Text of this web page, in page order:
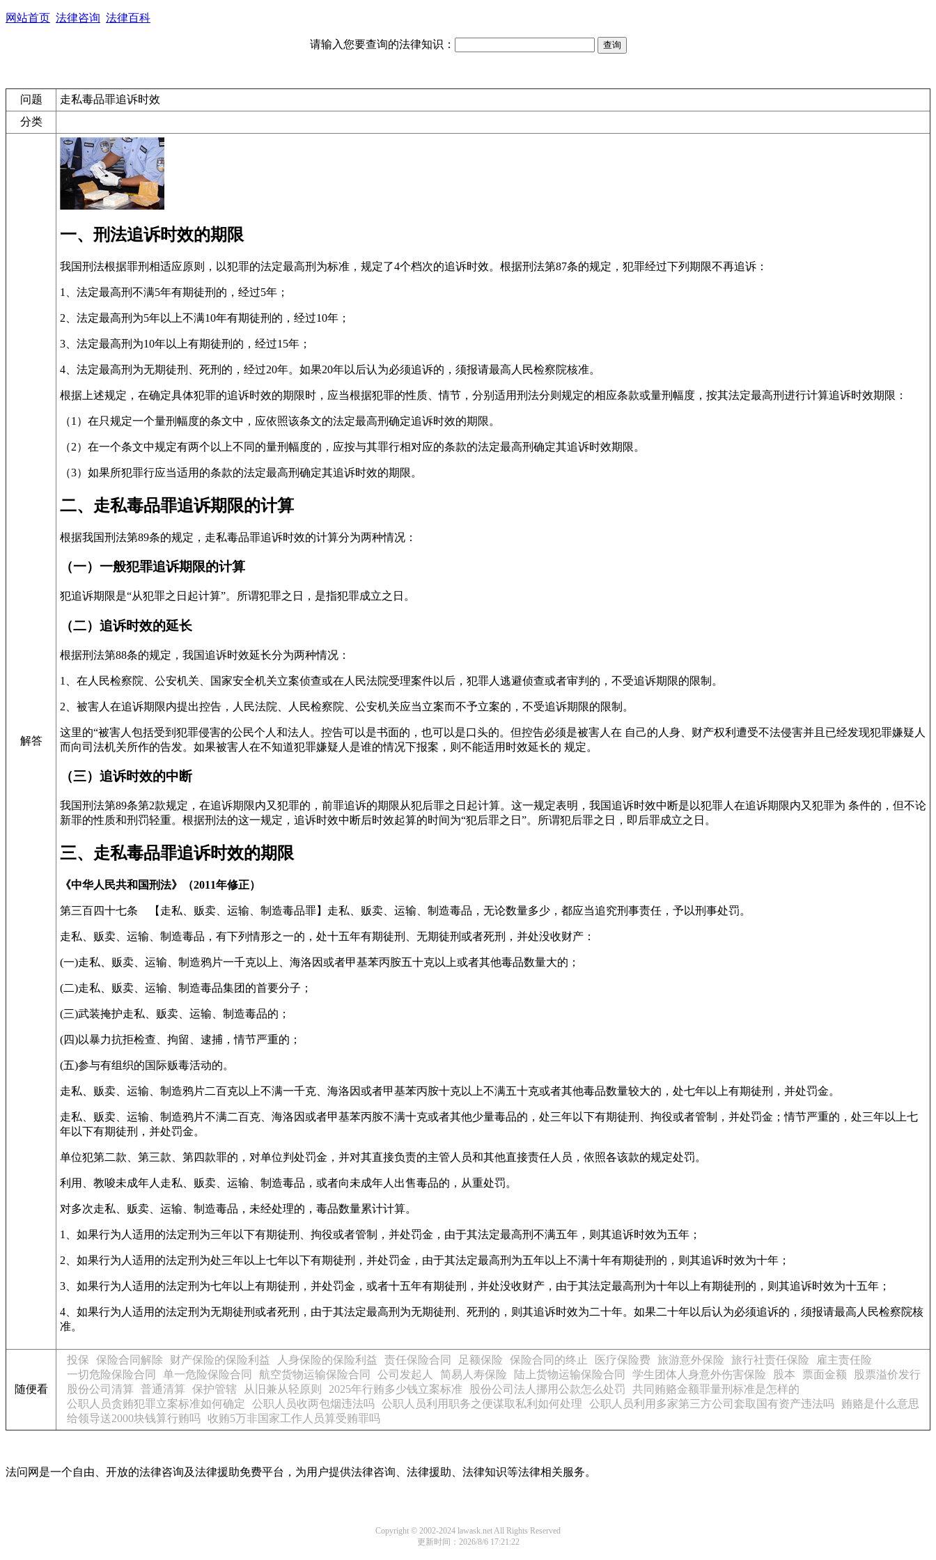
网站首页 法律咨询 法律百科
请输入您要查询的法律知识：
问题
走私毒品罪追诉时效
分类
解答
一、刑法追诉时效的期限
我国刑法根据罪刑相适应原则，以犯罪的法定最高刑为标准，规定了4个档次的追诉时效。根据刑法第87条的规定，犯罪经过下列期限不再追诉：
1、法定最高刑不满5年有期徒刑的，经过5年；
2、法定最高刑为5年以上不满10年有期徒刑的，经过10年；
3、法定最高刑为10年以上有期徒刑的，经过15年；
4、法定最高刑为无期徒刑、死刑的，经过20年。如果20年以后认为必须追诉的，须报请最高人民检察院核准。
根据上述规定，在确定具体犯罪的追诉时效的期限时，应当根据犯罪的性质、情节，分别适用刑法分则规定的相应条款或量刑幅度，按其法定最高刑进行计算追诉时效期限：
（1）在只规定一个量刑幅度的条文中，应依照该条文的法定最高刑确定追诉时效的期限。
（2）在一个条文中规定有两个以上不同的量刑幅度的，应按与其罪行相对应的条款的法定最高刑确定其追诉时效期限。
（3）如果所犯罪行应当适用的条款的法定最高刑确定其追诉时效的期限。
二、走私毒品罪追诉期限的计算
根据我国刑法第89条的规定，走私毒品罪追诉时效的计算分为两种情况：
（一）一般犯罪追诉期限的计算
犯追诉期限是“从犯罪之日起计算”。所谓犯罪之日，是指犯罪成立之日。
（二）追诉时效的延长
根据刑法第88条的规定，我国追诉时效延长分为两种情况：
1、在人民检察院、公安机关、国家安全机关立案侦查或在人民法院受理案件以后，犯罪人逃避侦查或者审判的，不受追诉期限的限制。
2、被害人在追诉期限内提出控告，人民法院、人民检察院、公安机关应当立案而不予立案的，不受追诉期限的限制。
这里的“被害人包括受到犯罪侵害的公民个人和法人。控告可以是书面的，也可以是口头的。但控告必须是被害人在 自己的人身、财产权利遭受不法侵害并且已经发现犯罪嫌疑人
而向司法机关所作的告发。如果被害人在不知道犯罪嫌疑人是谁的情况下报案，则不能适用时效延长的 规定。
（三）追诉时效的中断
我国刑法第89条第2款规定，在追诉期限内又犯罪的，前罪追诉的期限从犯后罪之日起计算。这一规定表明，我国追诉时效中断是以犯罪人在追诉期限内又犯罪为 条件的，但不论
新罪的性质和刑罚轻重。根据刑法的这一规定，追诉时效中断后时效起算的时间为“犯后罪之日”。所谓犯后罪之日，即后罪成立之日。
三、走私毒品罪追诉时效的期限
《中华人民共和国刑法》（2011年修正）
第三百四十七条 【走私、贩卖、运输、制造毒品罪】走私、贩卖、运输、制造毒品，无论数量多少，都应当追究刑事责任，予以刑事处罚。
走私、贩卖、运输、制造毒品，有下列情形之一的，处十五年有期徒刑、无期徒刑或者死刑，并处没收财产：
(一)走私、贩卖、运输、制造鸦片一千克以上、海洛因或者甲基苯丙胺五十克以上或者其他毒品数量大的；
(二)走私、贩卖、运输、制造毒品集团的首要分子；
(三)武装掩护走私、贩卖、运输、制造毒品的；
(四)以暴力抗拒检查、拘留、逮捕，情节严重的；
(五)参与有组织的国际贩毒活动的。
走私、贩卖、运输、制造鸦片二百克以上不满一千克、海洛因或者甲基苯丙胺十克以上不满五十克或者其他毒品数量较大的，处七年以上有期徒刑，并处罚金。
走私、贩卖、运输、制造鸦片不满二百克、海洛因或者甲基苯丙胺不满十克或者其他少量毒品的，处三年以下有期徒刑、拘役或者管制，并处罚金；情节严重的，处三年以上七
年以下有期徒刑，并处罚金。
单位犯第二款、第三款、第四款罪的，对单位判处罚金，并对其直接负责的主管人员和其他直接责任人员，依照各该款的规定处罚。
利用、教唆未成年人走私、贩卖、运输、制造毒品，或者向未成年人出售毒品的，从重处罚。
对多次走私、贩卖、运输、制造毒品，未经处理的，毒品数量累计计算。
1、如果行为人适用的法定刑为三年以下有期徒刑、拘役或者管制，并处罚金，由于其法定最高刑不满五年，则其追诉时效为五年；
2、如果行为人适用的法定刑为处三年以上七年以下有期徒刑，并处罚金，由于其法定最高刑为五年以上不满十年有期徒刑的，则其追诉时效为十年；
3、如果行为人适用的法定刑为七年以上有期徒刑，并处罚金，或者十五年有期徒刑，并处没收财产，由于其法定最高刑为十年以上有期徒刑的，则其追诉时效为十五年；
4、如果行为人适用的法定刑为无期徒刑或者死刑，由于其法定最高刑为无期徒刑、死刑的，则其追诉时效为二十年。如果二十年以后认为必须追诉的，须报请最高人民检察院核
准。
随便看
投保 保险合同解除 财产保险的保险利益 人身保险的保险利益 责任保险合同 足额保险 保险合同的终止 医疗保险费 旅游意外保险 旅行社责任保险
雇主责任险
一切危险保险合同
单一危险保险合同 航空货物运输保险合同 公司发起人 简易人寿保险 陆上货物运输保险合同 学生团体人身意外伤害保险 股本 票面金额
股票溢价发行
股份公司清算
普通清算 保护管辖 从旧兼从轻原则 2025年行贿多少钱立案标准 股份公司法人挪用公款怎么处罚
共同贿赂金额罪量刑标准是怎样的
公职人员贪贿犯罪立案标准如何确定
公职人员收两包烟违法吗 公职人员利用职务之便谋取私利如何处理 公职人员利用多家第三方公司套取国有资产违法吗
贿赂是什么意思
给领导送2000块钱算行贿吗
收贿5万非国家工作人员算受贿罪吗
法问网是一个自由、开放的法律咨询及法律援助免费平台，为用户提供法律咨询、法律援助、法律知识等法律相关服务。
Copyright © 2002-2024 lawask.net All Rights Reserved
更新时间：2026/8/6 17:21:22